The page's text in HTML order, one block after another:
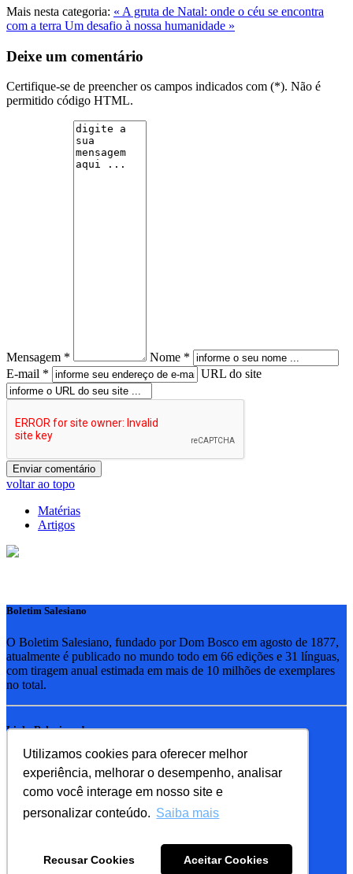
Utilizamos cookies para oferecer melhor
experiência, melhorar o desempenho, analisar
como você interage em nosso site e
personalizar conteúdo. Saiba mais
Recusar Cookies Aceitar Cookies
Mais nesta categoria: « A gruta de Natal: onde o céu se encontra
com a terra Um desafio à nossa humanidade »
Deixe um comentário
Certifique-se de preencher os campos indicados com (*). Não é
permitido código HTML.
Mensagem *
Nome *
E-mail *
URL do site
voltar ao topo
Matérias
Artigos
Boletim Salesiano
O Boletim Salesiano, fundado por Dom Bosco em agosto de 1877,
atualmente é publicado no mundo todo em 66 edições e 31 línguas,
com tiragem anual estimada em mais de 10 milhões de exemplares
no total.
Links Relacionados
RSB - Rede Salesiana Brasil
EDEBE - Editora
UPV - União pela Vida
Familia Salesiana
SDB - Salesianos de Dom Bosco
FMA - Filhas de Maria Auxiliadora